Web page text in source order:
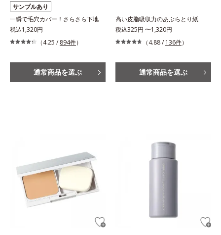
サンプルあり
一瞬で毛穴カバー！さらさら下地
税込1,320円
（4.25 / 894件）
通常商品を選ぶ
高い皮脂吸収力のあぶらとり紙
税込325円 〜1,320円
（4.88 / 136件）
通常商品を選ぶ